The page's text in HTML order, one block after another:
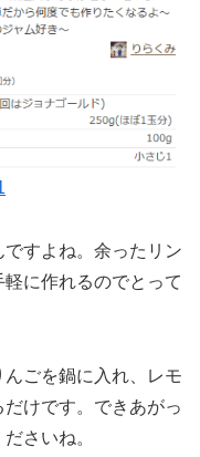
すよね。余ったリン
に作れるのでとって
ごを鍋に入れ、レモ
けです。できあがっ
さいね。